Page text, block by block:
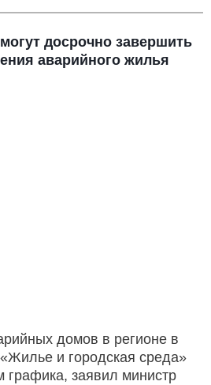
досрочно завершить
аварийного жилья
домов в регионе в
и городская среда»
графика, заявил министр